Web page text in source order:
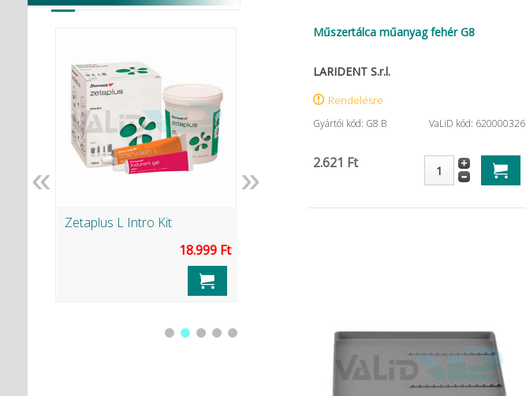
Műszertálca műanyag fehér G8
LARIDENT S.r.l.
Rendelésre
Gyártói kód: G8 B VaLiD kód: 620000326
2.621 Ft
Zetaplus L Intro Kit
18.999 Ft
« »